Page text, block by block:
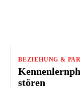
BEZIEHUNG &
stören